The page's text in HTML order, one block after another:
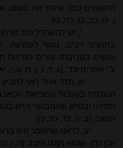
התואמים כמה שיותר את סגנונו,
ו, יט, כב, כג, כה, כו]
י. יש להשתדל ככל
בחושים רבים, נוסף לשמיעה:
אנשים בסביבתו, עזרים כעדויות
ע"י אחרים וכד'. [ג, ד, ו, ז, ח, ט, י,
יא. מצד אחד ראוי
הנגרמת בעקבות המציאות
תמיכה ובטחון שהמבושר ניחון
המצב. [ב, ה, כד, כה, כו]
יב. לדאוג שהמסר הינו
אכן כך), ושהוא נקלט היטב. [ה, ו,